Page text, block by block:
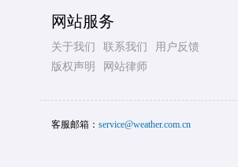
网站服务
关于我们 联系我们
用户反馈
版权声明
网站律师
客服邮箱： service@weather.com.cn